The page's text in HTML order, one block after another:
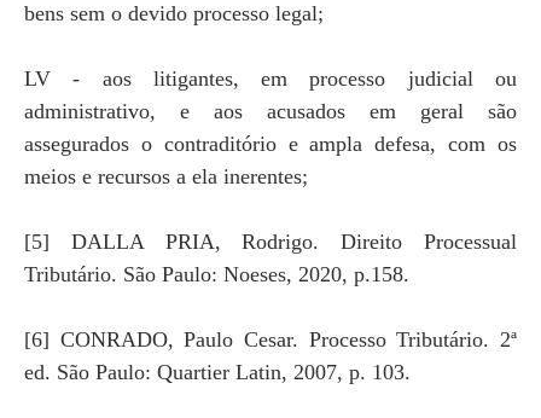
bens sem o devido processo legal;
LV - aos litigantes, em processo judicial ou
administrativo, e aos acusados em geral são
assegurados o contraditório e ampla defesa, com os
meios e recursos a ela inerentes;
[5] DALLA PRIA, Rodrigo. Direito Processual
Tributário. São Paulo: Noeses, 2020, p.158.
[6] CONRADO, Paulo Cesar. Processo Tributário. 2ª
ed. São Paulo: Quartier Latin, 2007, p. 103.